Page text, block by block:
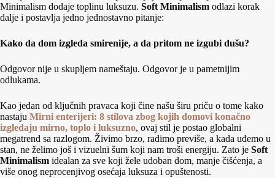
Minimalism dodaje toplinu luksuzu. Soft Minimalism odlazi korak
dalje i postavlja jedno jednostavno pitanje:
Kako da dom izgleda smirenije, a da pritom ne izgubi dušu?
Odgovor nije u skupljem nameštaju. Odgovor je u pametnijim
odlukama.
Kao jedan od ključnih pravaca koji čine našu širu priču o tome kako
nastaju Mirni enterijeri: 8 stilova zbog kojih domovi konačno
izgledaju mirno, toplo i luksuzno, ovaj stil je postao globalni
megatrend sa razlogom. Živimo brzo, radimo previše, a kada uđemo u
stan, ne želimo još i vizuelni šum koji nam troši energiju. Zato je Soft
Minimalism idealan za sve koji žele udoban dom, manje čišćenja, a
više onog neprocenjivog osećaja luksuza i opuštenosti.